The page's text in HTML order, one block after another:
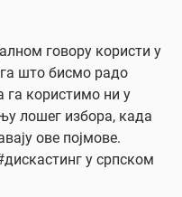
говору користи у
што бисмо радо
га користимо ни у
лошег избора, када
ове појмове.
у српском